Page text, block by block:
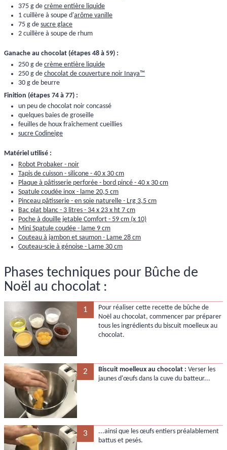
375 g de crème entière liquide
1 cuillère à soupe d'arôme vanille
75 g de sucre glace
2 cuillère à soupe de rhum
Ganache au chocolat (étapes 48 à 59) :
250 g de crème entière liquide
250 g de chocolat de couverture noir Inaya™
30 g de beurre
Finition (étapes 74 à 77) :
un peu de chocolat noir concassé
quelques baies de groseille
feuilles de houx fraîchement cueillies
sucre Codineige
Matériel utilisé :
Robot Probaker - noir
Tapis de cuisson - silicone - 40 x 30 cm
Plaque à pâtisserie perforée - bord pincé - 40 x 30 cm
Spatule coudée inox - lame 20,5 cm
Pinceau pâtisserie - en soie naturelle - Lrg 3,5 cm
Bac plat blanc - 3 litres - 34 x 23 x ht 7 cm
Poche à douille jetable Comfort - 59 cm (x 10)
Mini Spatule coudée - lame 9 cm
Couteau à jambon et saumon - Lame 28 cm
Couteau-scie à génoise - Lame 30 cm
Phases techniques pour Bûche de
Noël au chocolat :
1
Pour réaliser cette recette de bûche de
Noël au chocolat, commencer par préparer
tous les ingrédients du biscuit moelleux au
chocolat.
2 Biscuit moelleux au chocolat : Verser les
jaunes d'œufs dans la cuve du batteur...
3
...ainsi que les œufs entiers préalablement
battus et pesés.